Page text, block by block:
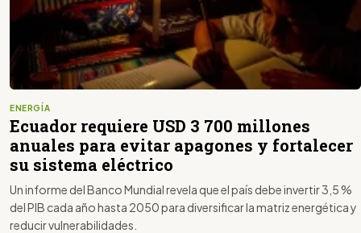
ENERGÍA
Ecuador requiere USD 3 700 millones
anuales para evitar apagones y fortalecer
su sistema eléctrico
Un informe del Banco Mundial revela que el país debe invertir 3,5 %
del PIB cada año hasta 2050 para diversificar la matriz energética y
reducir vulnerabilidades.